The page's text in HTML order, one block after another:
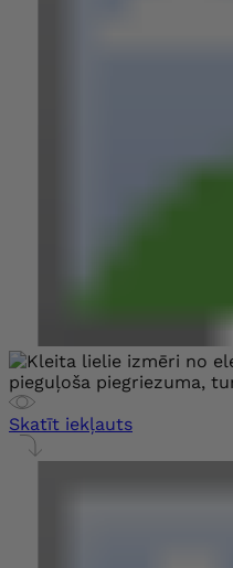
Skatīt iekļauts